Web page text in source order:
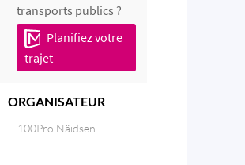
transports publics ?
Planifiez votre
trajet
ORGANISATEUR
100Pro Näidsen